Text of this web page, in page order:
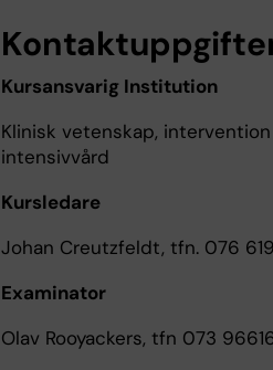
Kursansvarig Institution
Klinisk vetenskap,
intensivvård
Kursledare
Johan Creutzfeldt, tfn. 076
Examinator
Olav Rooyackers, tfn 073